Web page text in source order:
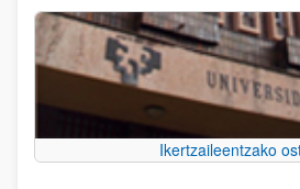
Ikertzaileentzako